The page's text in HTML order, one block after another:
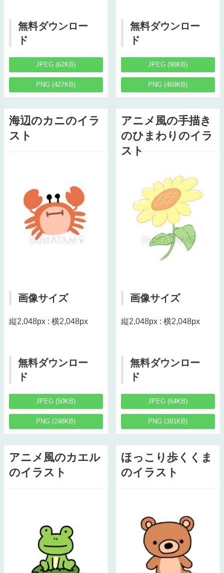
無料ダウンロー
ド
JPEG (62KB)
PNG (427KB)
無料ダウンロー
ド
JPEG (98KB)
PNG (469KB)
海辺のカニのイラ
スト
画像サイズ
縦2,048px : 横2,048px
無料ダウンロー
ド
JPEG (50KB)
PNG (248KB)
アニメ風の手描き
のひまわりのイラ
スト
画像サイズ
縦2,048px : 横2,048px
無料ダウンロー
ド
JPEG (64KB)
PNG (391KB)
アニメ風のカエル
のイラスト
ほっこり歩くくま
のイラスト